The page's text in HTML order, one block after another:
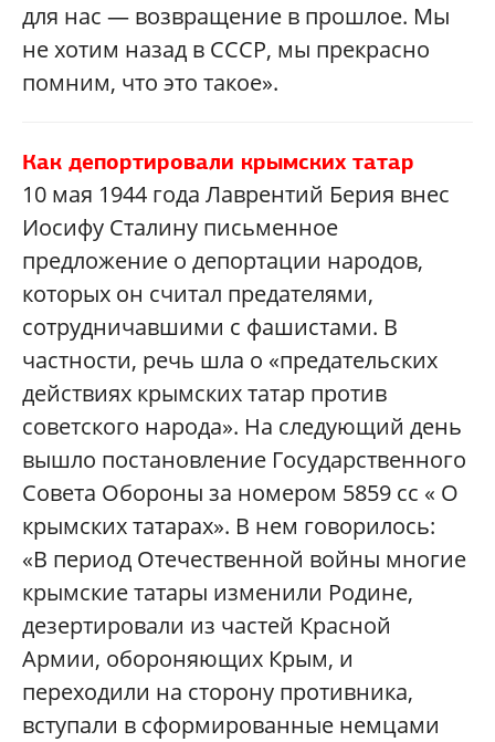
для нас — возвращение в прошлое. Мы
не хотим назад в СССР, мы прекрасно
помним, что это такое».
Как депортировали крымских татар
10 мая 1944 года Лаврентий Берия внес
Иосифу Сталину письменное
предложение о депортации народов,
которых он считал предателями,
сотрудничавшими с фашистами. В
частности, речь шла о «предательских
действиях крымских татар против
советского народа». На следующий день
вышло постановление Государственного
Совета Обороны за номером 5859 сс « О
крымских татарах». В нем говорилось:
«В период Отечественной войны многие
крымские татары изменили Родине,
дезертировали из частей Красной
Армии, обороняющих Крым, и
переходили на сторону противника,
вступали в сформированные немцами